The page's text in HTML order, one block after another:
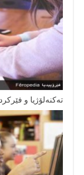
تەکنەلۆژیا و